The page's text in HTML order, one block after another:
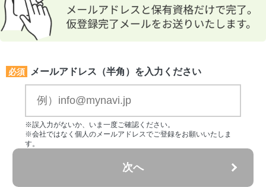
必須 メールアドレス（半角）を入力ください
※誤入力がないか、いま一度ご確認ください。
※会社ではなく個人のメールアドレスでご登録をお願いいたしま
す。
次へ